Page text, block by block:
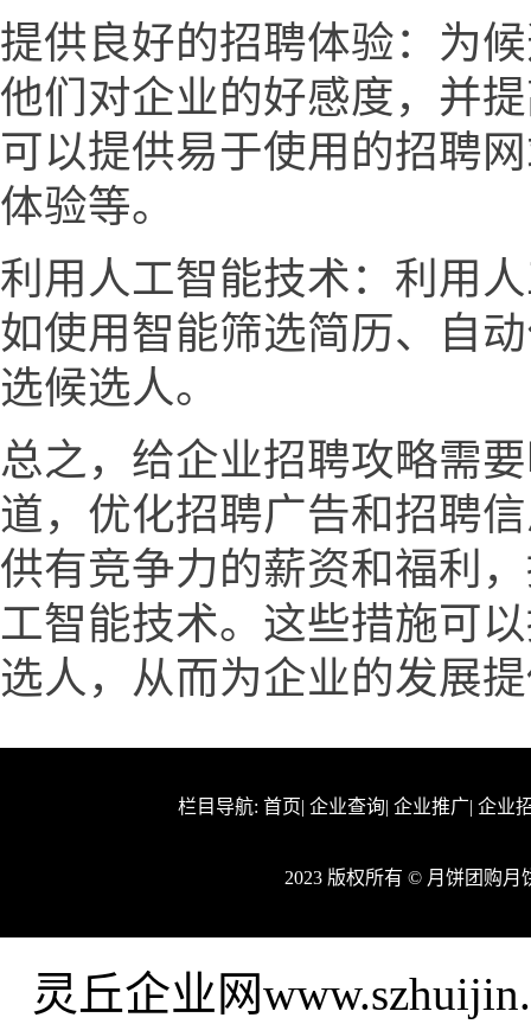
提供良好的招聘体验：为
他们对企业的好感度，并
可以提供易于使用的招聘
体验等。
利用人工智能技术：利用
如使用智能筛选简历、自
选候选人。
总之，给企业招聘攻略需
道，优化招聘广告和招聘
供有竞争力的薪资和福利
工智能技术。这些措施可
选人，从而为企业的发展
栏目导航: 首页| 企业查询| 企业推广| 企业
2023 版权所有 © 月饼团购
灵丘企业网